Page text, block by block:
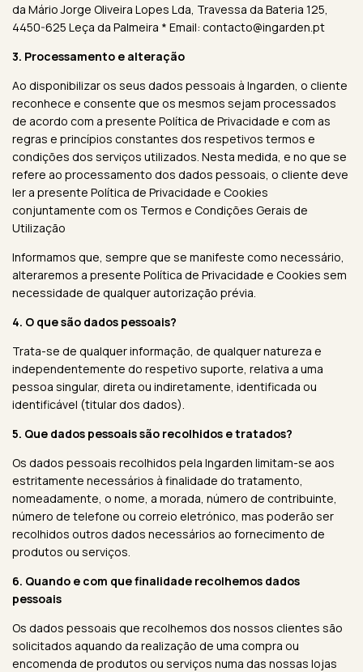
da Mário Jorge Oliveira Lopes Lda, Travessa da Bateria 125,
4450-625 Leça da Palmeira * Email: contacto@ingarden.pt
3. Processamento e alteração
Ao disponibilizar os seus dados pessoais à Ingarden, o cliente
reconhece e consente que os mesmos sejam processados
de acordo com a presente Política de Privacidade e com as
regras e princípios constantes dos respetivos termos e
condições dos serviços utilizados. Nesta medida, e no que se
refere ao processamento dos dados pessoais, o cliente deve
ler a presente Política de Privacidade e Cookies
conjuntamente com os Termos e Condições Gerais de
Utilização
Informamos que, sempre que se manifeste como necessário,
alteraremos a presente Política de Privacidade e Cookies sem
necessidade de qualquer autorização prévia.
4. O que são dados pessoais?
Trata-se de qualquer informação, de qualquer natureza e
independentemente do respetivo suporte, relativa a uma
pessoa singular, direta ou indiretamente, identificada ou
identificável (titular dos dados).
5. Que dados pessoais são recolhidos e tratados?
Os dados pessoais recolhidos pela Ingarden limitam-se aos
estritamente necessários à finalidade do tratamento,
nomeadamente, o nome, a morada, número de contribuinte,
número de telefone ou correio eletrónico, mas poderão ser
recolhidos outros dados necessários ao fornecimento de
produtos ou serviços.
6. Quando e com que finalidade recolhemos dados
pessoais
Os dados pessoais que recolhemos dos nossos clientes são
solicitados aquando da realização de uma compra ou
encomenda de produtos ou serviços numa das nossas lojas